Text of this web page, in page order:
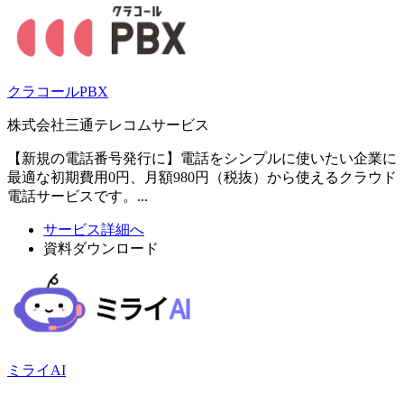
クラコールPBX
株式会社三通テレコムサービス
【新規の電話番号発行に】電話をシンプルに使いたい企業に
最適な初期費用0円、月額980円（税抜）から使えるクラウド
電話サービスです。...
サービス詳細へ
資料ダウンロード
ミライAI